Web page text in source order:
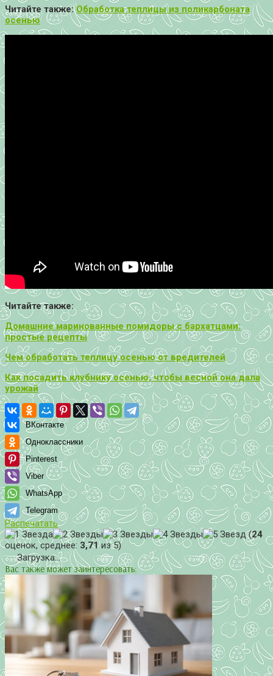
Читайте также:Обработка теплицы из поликарбоната
осенью
Читайте также:
Домашние маринованные помидоры с бархатцами:
простые рецепты
Чем обработать теплицу осенью от вредителей
Как посадить клубнику осенью, чтобы весной она дала
урожай
ВКонтакте
Одноклассники
Pinterest
Viber
WhatsApp
Telegram
Распечатать
(24
оценок, среднее: 3,71из 5)
Загрузка...
Вас также может заинтересовать: